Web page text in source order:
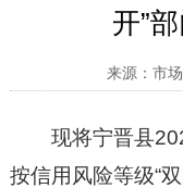
开”
来源：市
现将宁晋县
按信用风险等级“